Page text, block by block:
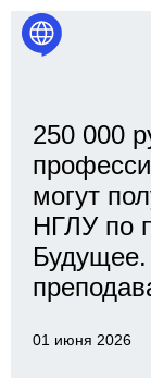
250 000
могут
НГЛУ по
01 июня 2026